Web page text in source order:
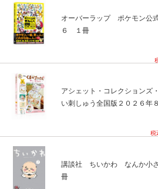
オーバーラップ ポケモン公
６ １冊
アシェット・コレクション
い刺しゅう全国版２０２６
税
講談社 ちいかわ なんか小
冊